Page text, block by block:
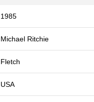
1985
Michael Ritchie
Fletch
USA